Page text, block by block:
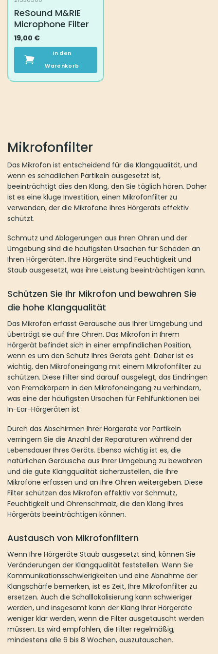
ReSound M&RIE
Microphone Filter
19,00 €
In den
Warenkorb
Mikrofonfilter
Das Mikrofon ist entscheidend für die Klangqualität, und
wenn es schädlichen Partikeln ausgesetzt ist,
beeinträchtigt dies den Klang, den Sie täglich hören. Daher
ist es eine kluge Investition, einen Mikrofonfilter zu
verwenden, der die Mikrofone Ihres Hörgeräts effektiv
schützt.
Schmutz und Ablagerungen aus Ihren Ohren und der
Umgebung sind die häufigsten Ursachen für Schäden an
Ihren Hörgeräten. Ihre Hörgeräte sind Feuchtigkeit und
Staub ausgesetzt, was ihre Leistung beeinträchtigen kann.
Schützen Sie Ihr Mikrofon und bewahren Sie
die hohe Klangqualität
Das Mikrofon erfasst Geräusche aus Ihrer Umgebung und
überträgt sie auf Ihre Ohren. Das Mikrofon in Ihrem
Hörgerät befindet sich in einer empfindlichen Position,
wenn es um den Schutz Ihres Geräts geht. Daher ist es
wichtig, den Mikrofoneingang mit einem Mikrofonfilter zu
schützen. Diese Filter sind darauf ausgelegt, das Eindringen
von Fremdkörpern in den Mikrofoneingang zu verhindern,
was eine der häufigsten Ursachen für Fehlfunktionen bei
In-Ear-Hörgeräten ist.
Durch das Abschirmen Ihrer Hörgeräte vor Partikeln
verringern Sie die Anzahl der Reparaturen während der
Lebensdauer Ihres Geräts. Ebenso wichtig ist es, die
natürlichen Geräusche aus Ihrer Umgebung zu bewahren
und die gute Klangqualität sicherzustellen, die Ihre
Mikrofone erfassen und an Ihre Ohren weitergeben. Diese
Filter schützen das Mikrofon effektiv vor Schmutz,
Feuchtigkeit und Ohrenschmalz, die den Klang Ihres
Hörgeräts beeinträchtigen können.
Austausch von Mikrofonfiltern
Wenn Ihre Hörgeräte Staub ausgesetzt sind, können Sie
Veränderungen der Klangqualität feststellen. Wenn Sie
Kommunikationsschwierigkeiten und eine Abnahme der
Klangschärfe bemerken, ist es Zeit, Ihre Mikrofonfilter zu
ersetzen. Auch die Schalllokalisierung kann schwieriger
werden, und insgesamt kann der Klang Ihrer Hörgeräte
weniger klar werden, wenn die Filter ausgetauscht werden
müssen. Es wird empfohlen, die Filter regelmäßig,
mindestens alle 6 bis 8 Wochen, auszutauschen.